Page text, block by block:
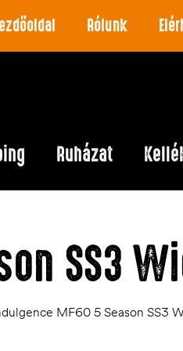
Rólunk
Ruházat
SS3
MF60 5 Season SS3